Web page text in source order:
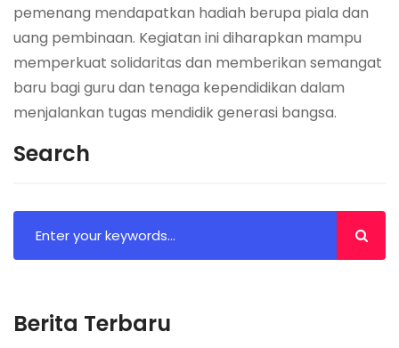
pemenang mendapatkan hadiah berupa piala dan
uang pembinaan. Kegiatan ini diharapkan mampu
memperkuat solidaritas dan memberikan semangat
baru bagi guru dan tenaga kependidikan dalam
menjalankan tugas mendidik generasi bangsa.
Search
Berita Terbaru